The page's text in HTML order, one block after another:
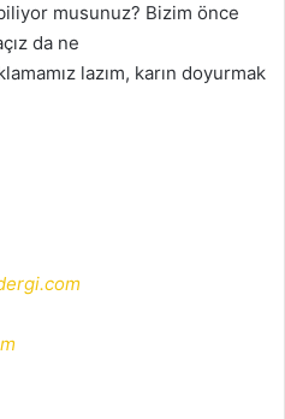
musunuz? Bizim önce
da ne
lazım, karın doyurmak